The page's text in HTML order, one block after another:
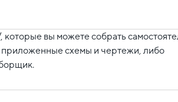
вы можете собрать
приложенные схемы и чертежи, либо